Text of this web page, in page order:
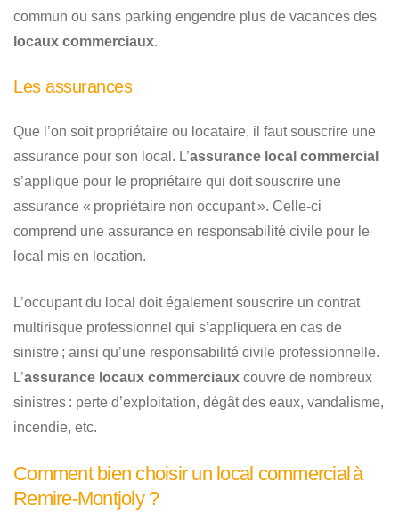
commun ou sans parking engendre plus de vacances des
locaux commerciaux.
Les assurances
Que l’on soit propriétaire ou locataire, il faut souscrire une
assurance pour son local. L’assurance local commercial
s’applique pour le propriétaire qui doit souscrire une
assurance « propriétaire non occupant ». Celle-ci
comprend une assurance en responsabilité civile pour le
local mis en location.
L’occupant du local doit également souscrire un contrat
multirisque professionnel qui s’appliquera en cas de
sinistre ; ainsi qu’une responsabilité civile professionnelle.
L’assurance locaux commerciaux couvre de nombreux
sinistres : perte d’exploitation, dégât des eaux, vandalisme,
incendie, etc.
Comment bien choisir un local commercial à
Remire-Montjoly ?